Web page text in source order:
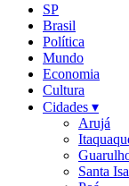
SP
Brasil
Política
Mundo
Economia
Cultura
Cidades ▾
Arujá
Santa